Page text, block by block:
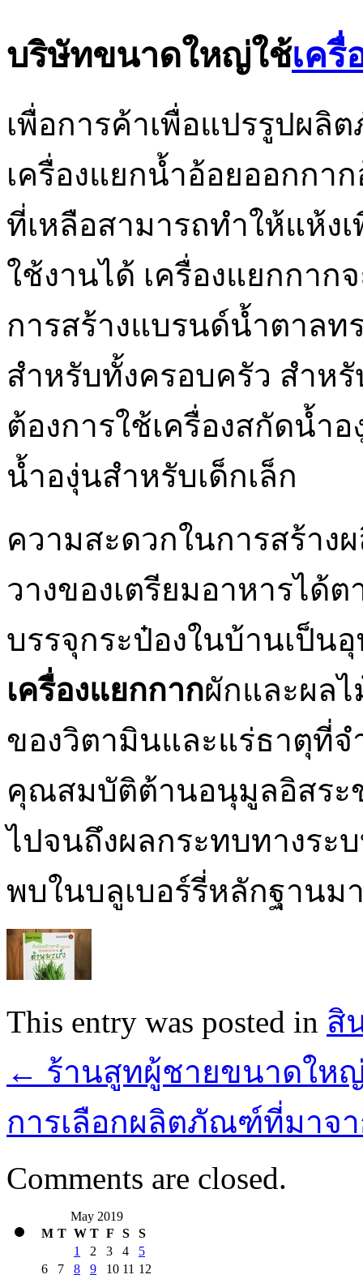
บริษัทขนาดใหญ่ใช้เครื่
เพื่อการค้าเพื่อแปรรูปผ
เครื่องแยกน้ำอ้อยออกก
ที่เหลือสามารถทำให้แห้ง
ใช้งานได้ เครื่องแยกกาก
การสร้างแบรนด์น้ำตาลท
สำหรับทั้งครอบครัว สำห
ต้องการใช้เครื่องสกัดน้ำ
น้ำองุ่นสำหรับเด็กเล็ก
ความสะดวกในการสร้า
วางของเตรียมอาหารได้
บรรจุกระป๋องในบ้านเป็
เครื่องแยกกากผักและผล
ของวิตามินและแร่ธาตุที่จ
คุณสมบัติต้านอนุมูลอิสระ
ไปจนถึงผลกระทบทางร
พบในบลูเบอร์รี่หลักฐานม
This entry was posted in สิ
← ร้านสูทผู้ชายขนาดให
การเลือกผลิตภัณฑ์ที่มาจ
Comments are closed.
May 2019
M T W T F S
S
1
2 3 4
5
6
7 8 9 10 11 12